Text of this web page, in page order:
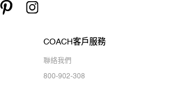
COACH客戶服務
聯絡我們
800-902-308